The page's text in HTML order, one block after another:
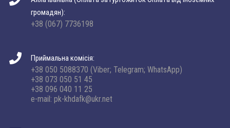
громадян):
+38 (067) 7736198
Приймальна комісія:
+38 050 5088370 (Viber; Telegram; WhatsApp)
+38 073 050 51 45
+38 096 040 11 25
e-mail: pk-khdafk@ukr.net